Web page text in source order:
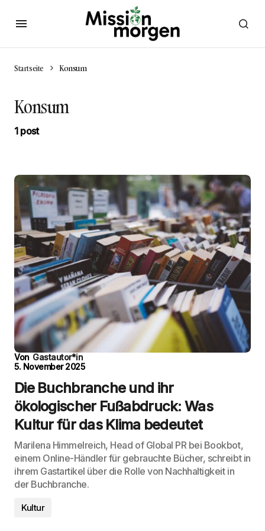
Startseite Konsum
Konsum
1 post
Von Gastautor*in
5. November 2025
Die Buchbranche und ihr
ökologischer Fußabdruck: Was
Kultur für das Klima bedeutet
Marilena Himmelreich, Head of Global PR bei Bookbot,
einem Online-Händler für gebrauchte Bücher, schreibt in
ihrem Gastartikel über die Rolle von Nachhaltigkeit in
der Buchbranche.
Kultur